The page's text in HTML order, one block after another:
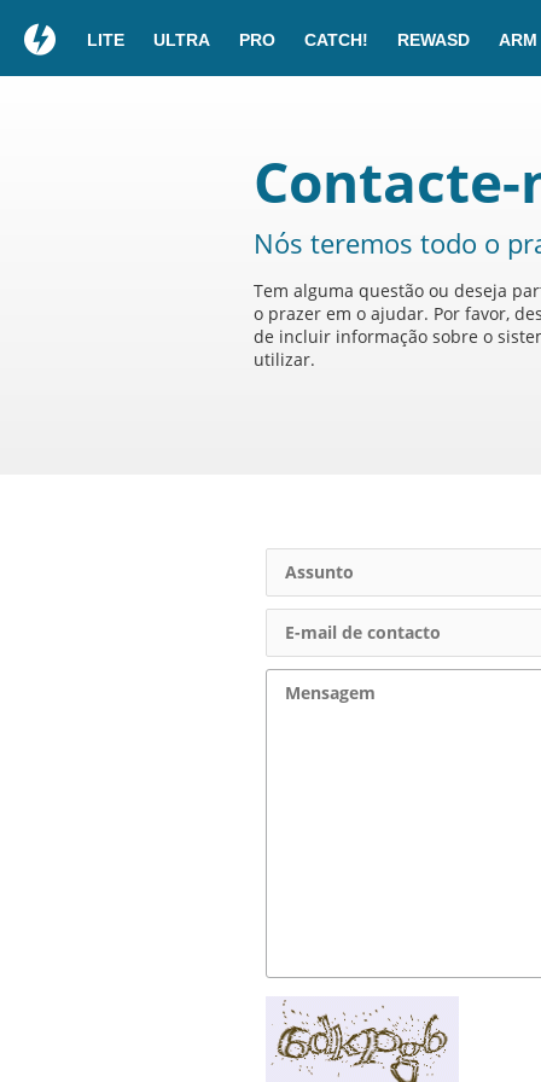
LITE ULTRA PRO CATCH! REWASD ARM
Contacte-
Nós teremos todo o
Tem alguma questão ou deseja
o prazer em o ajudar. Por favor,
de incluir informação sobre o
utilizar.